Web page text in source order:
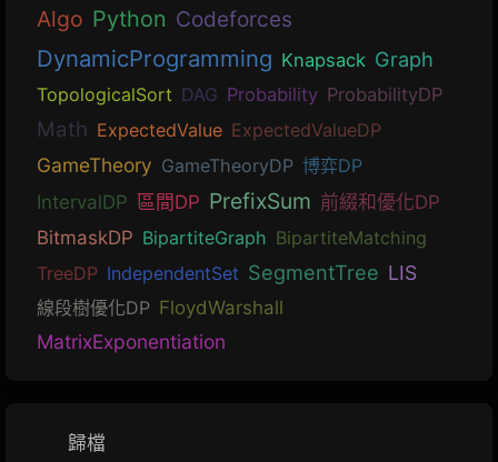
Algo Python Codeforces
DynamicProgramming Knapsack Graph
TopologicalSort DAG Probability ProbabilityDP
Math ExpectedValue ExpectedValueDP
GameTheory GameTheoryDP 博弈DP
IntervalDP 區間DP PrefixSum 前綴和優化DP
BitmaskDP BipartiteGraph BipartiteMatching
TreeDP IndependentSet SegmentTree LIS
線段樹優化DP FloydWarshall
MatrixExponentiation
歸檔